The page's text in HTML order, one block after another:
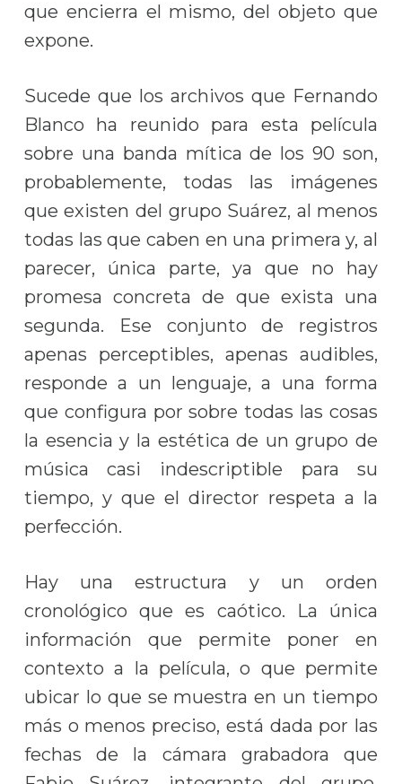
que encierra el mismo, del objeto que
expone.
Sucede que los archivos que Fernando
Blanco ha reunido para esta película
sobre una banda mítica de los 90 son,
probablemente, todas las imágenes
que existen del grupo Suárez, al menos
todas las que caben en una primera y, al
parecer, única parte, ya que no hay
promesa concreta de que exista una
segunda. Ese conjunto de registros
apenas perceptibles, apenas audibles,
responde a un lenguaje, a una forma
que configura por sobre todas las cosas
la esencia y la estética de un grupo de
música casi indescriptible para su
tiempo, y que el director respeta a la
perfección.
Hay una estructura y un orden
cronológico que es caótico. La única
información que permite poner en
contexto a la película, o que permite
ubicar lo que se muestra en un tiempo
más o menos preciso, está dada por las
fechas de la cámara grabadora que